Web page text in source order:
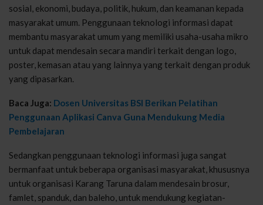
sosial, ekonomi, budaya, politik, hukum, dan keamanan kepada
masyarakat umum. Penggunaan teknologi informasi dapat
membantu masyarakat umum yang memiliki usaha-usaha mikro
untuk dapat mendesain secara mandiri terkait dengan logo,
poster, kemasan atau yang lainnya yang terkait dengan produk
yang dipasarkan.
Baca Juga: Dosen Universitas BSI Berikan Pelatihan
Penggunaan Aplikasi Canva Guna Mendukung Media
Pembelajaran
Sedangkan penggunaan teknologi informasi juga sangat
bermanfaat untuk beberapa organisasi masyarakat, khususnya
untuk organisasi Karang Taruna dalam mendesain brosur,
famlet, spanduk, dan baleho, untuk mendukung kegiatan-